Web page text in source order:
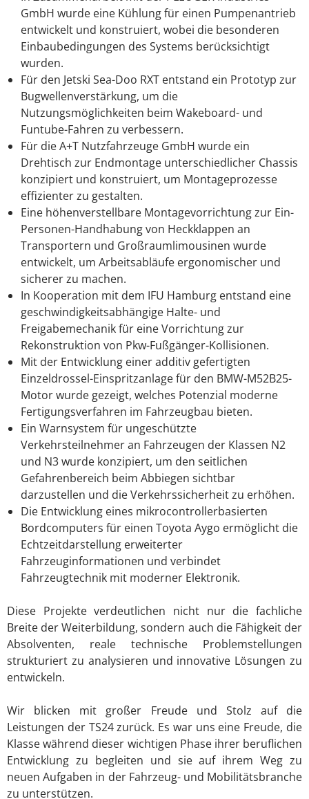
GmbH wurde eine Kühlung für einen Pumpenantrieb
entwickelt und konstruiert, wobei die besonderen
Einbaubedingungen des Systems berücksichtigt
wurden.
Für den Jetski Sea-Doo RXT entstand ein Prototyp zur
Bugwellenverstärkung, um die
Nutzungsmöglichkeiten beim Wakeboard- und
Funtube-Fahren zu verbessern.
Für die A+T Nutzfahrzeuge GmbH wurde ein
Drehtisch zur Endmontage unterschiedlicher Chassis
konzipiert und konstruiert, um Montageprozesse
effizienter zu gestalten.
Eine höhenverstellbare Montagevorrichtung zur Ein-
Personen-Handhabung von Heckklappen an
Transportern und Großraumlimousinen wurde
entwickelt, um Arbeitsabläufe ergonomischer und
sicherer zu machen.
In Kooperation mit dem IFU Hamburg entstand eine
geschwindigkeitsabhängige Halte- und
Freigabemechanik für eine Vorrichtung zur
Rekonstruktion von Pkw-Fußgänger-Kollisionen.
Mit der Entwicklung einer additiv gefertigten
Einzeldrossel-Einspritzanlage für den BMW-M52B25-
Motor wurde gezeigt, welches Potenzial moderne
Fertigungsverfahren im Fahrzeugbau bieten.
Ein Warnsystem für ungeschützte
Verkehrsteilnehmer an Fahrzeugen der Klassen N2
und N3 wurde konzipiert, um den seitlichen
Gefahrenbereich beim Abbiegen sichtbar
darzustellen und die Verkehrssicherheit zu erhöhen.
Die Entwicklung eines mikrocontrollerbasierten
Bordcomputers für einen Toyota Aygo ermöglicht die
Echtzeitdarstellung erweiterter
Fahrzeuginformationen und verbindet
Fahrzeugtechnik mit moderner Elektronik.
Diese Projekte verdeutlichen nicht nur die fachliche
Breite der Weiterbildung, sondern auch die Fähigkeit der
Absolventen, reale technische Problemstellungen
strukturiert zu analysieren und innovative Lösungen zu
entwickeln.
Wir blicken mit großer Freude und Stolz auf die
Leistungen der TS24 zurück. Es war uns eine Freude, die
Klasse während dieser wichtigen Phase ihrer beruflichen
Entwicklung zu begleiten und sie auf ihrem Weg zu
neuen Aufgaben in der Fahrzeug- und Mobilitätsbranche
zu unterstützen.